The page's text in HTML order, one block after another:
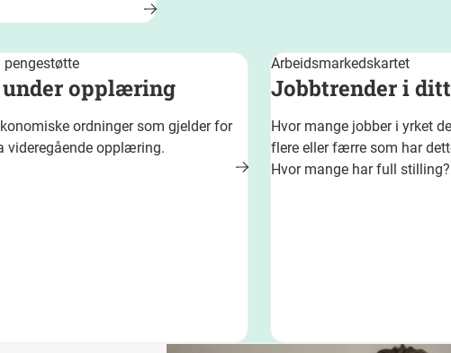
pengestøtte
opplæring
ordninger som gjelder for
videregående opplæring.
Arbeidsmarkedskartet
Jobbtrender i
Hvor mange jobber i yrket
flere eller færre som har
Hvor mange har full stilling?